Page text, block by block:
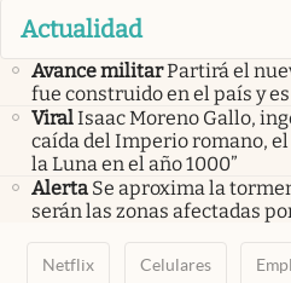
Actualidad
Avance militarPartirá el
fue construido en el país y
ViralIsaac Moreno Gallo,
caída del Imperio romano,
la Luna en el año 1000”
Alerta Se aproxima la
serán las zonas afectadas
Netflix Celulares